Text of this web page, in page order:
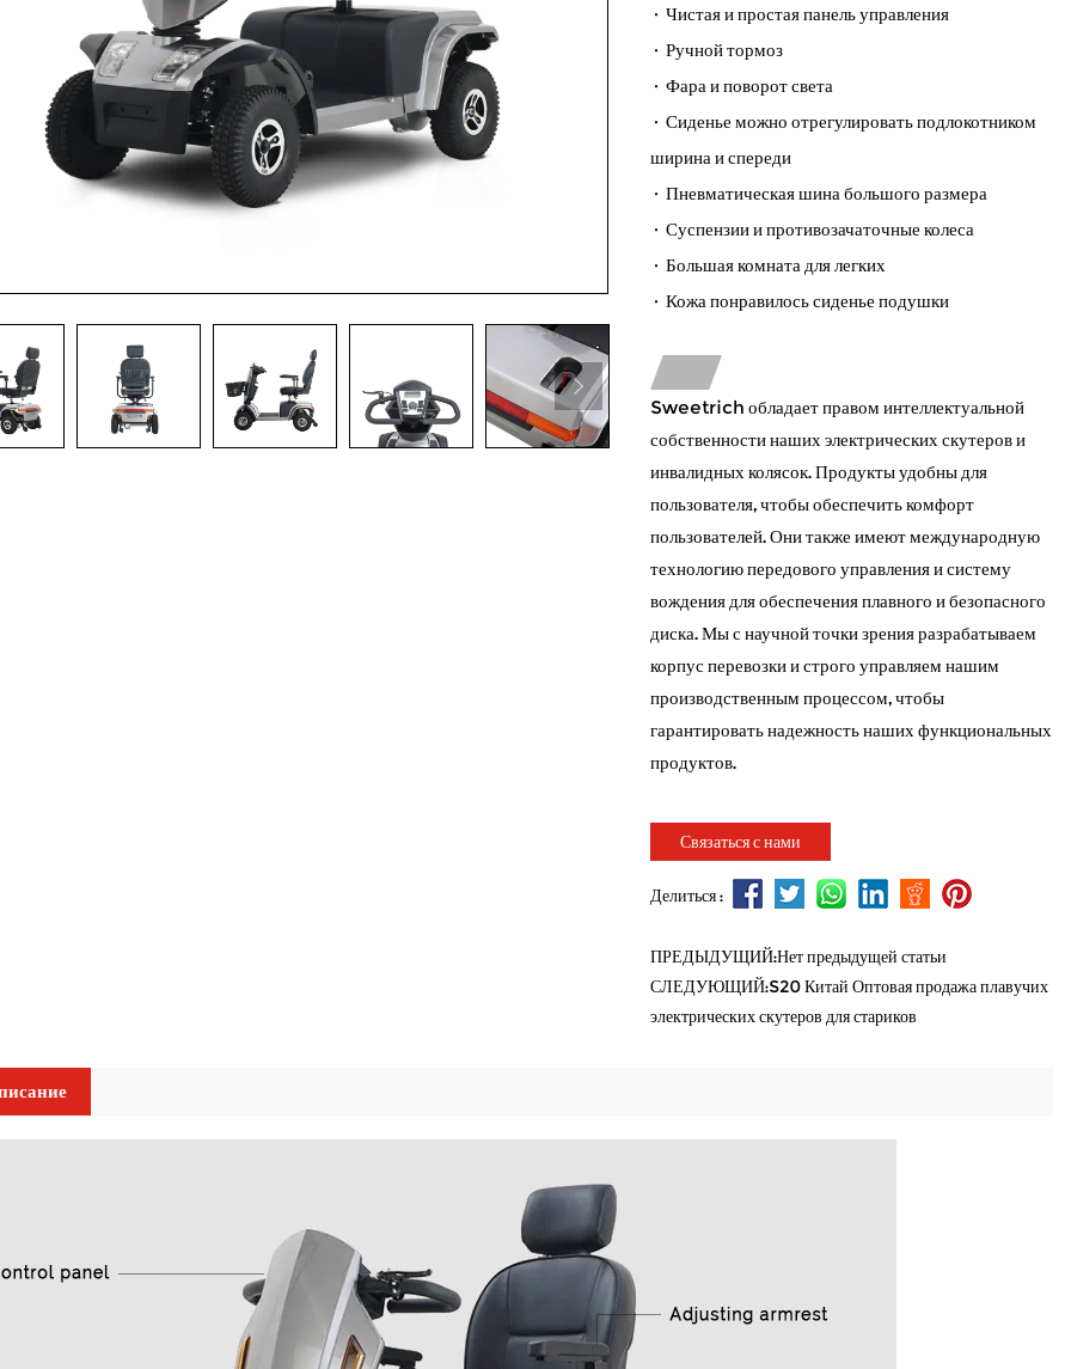
· Чистая и простая панель управления
· Ручной тормоз
· Фара и поворот света
· Сиденье можно отрегулировать подлокотником
ширина и спереди
· Пневматическая шина большого размера
· Суспензии и противозачаточные колеса
· Большая комната для легких
· Кожа понравилось сиденье подушки
Sweetrich обладает правом интеллектуальной
собственности наших электрических скутеров и
инвалидных колясок. Продукты удобны для
пользователя, чтобы обеспечить комфорт
пользователей. Они также имеют международную
технологию передового управления и систему
вождения для обеспечения плавного и безопасного
диска. Мы с научной точки зрения разрабатываем
корпус перевозки и строго управляем нашим
производственным процессом, чтобы
гарантировать надежность наших функциональных
продуктов.
Связаться с нами
Делиться :
ПРЕДЫДУЩИЙ:Нет предыдущей статьи
СЛЕДУЮЩИЙ:S20 Китай Оптовая продажа плавучих
электрических скутеров для стариков